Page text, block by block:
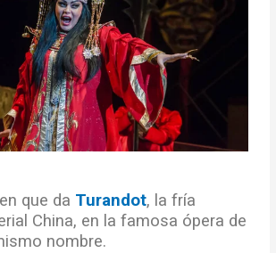
que da Turandot, la fría
China, en la famosa ópera de
nombre.